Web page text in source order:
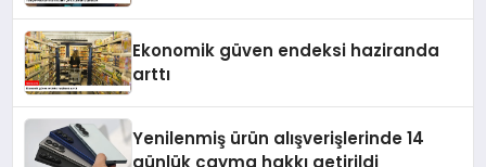
Ekonomik güven endeksi haziranda
arttı
Yenilenmiş ürün alışverişlerinde 14